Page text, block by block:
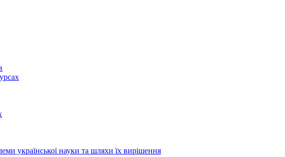
української науки та шляхи їх вирішення